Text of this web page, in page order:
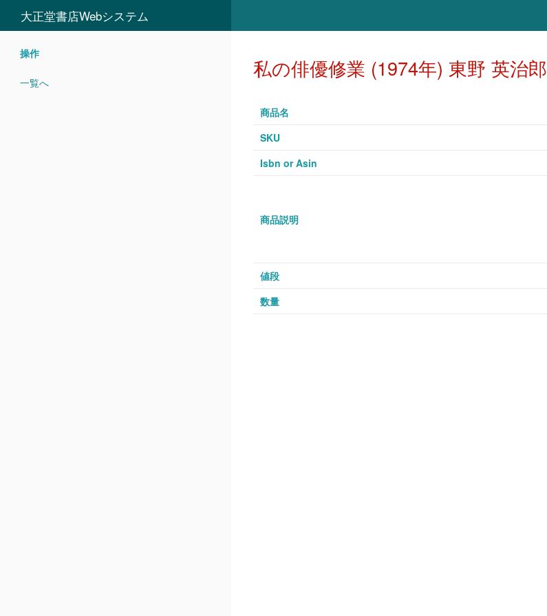
大正堂書店Webシステム
操作
一覧へ
私の俳優修業 (1974年) 東野 英治郎
商品名
SKU
Isbn or Asin
商品説明
値段
数量